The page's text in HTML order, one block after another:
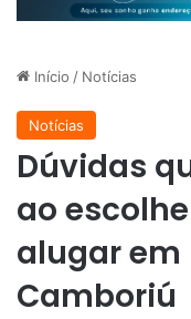
Início / Notícias
Notícias
Dúvidas
ao
alugar em
Camboriú